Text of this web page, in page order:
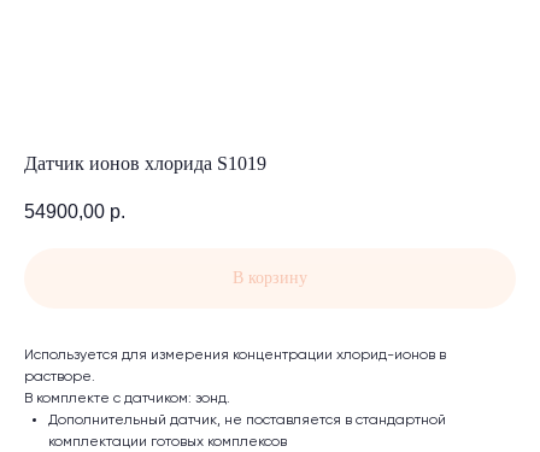
Датчик ионов хлорида S1019
54900,00 р.
В корзину
Используется для измерения концентрации хлорид-ионов в
растворе.
В комплекте с датчиком: зонд.
Дополнительный датчик, не поставляется в стандартной
комплектации готовых комплексов